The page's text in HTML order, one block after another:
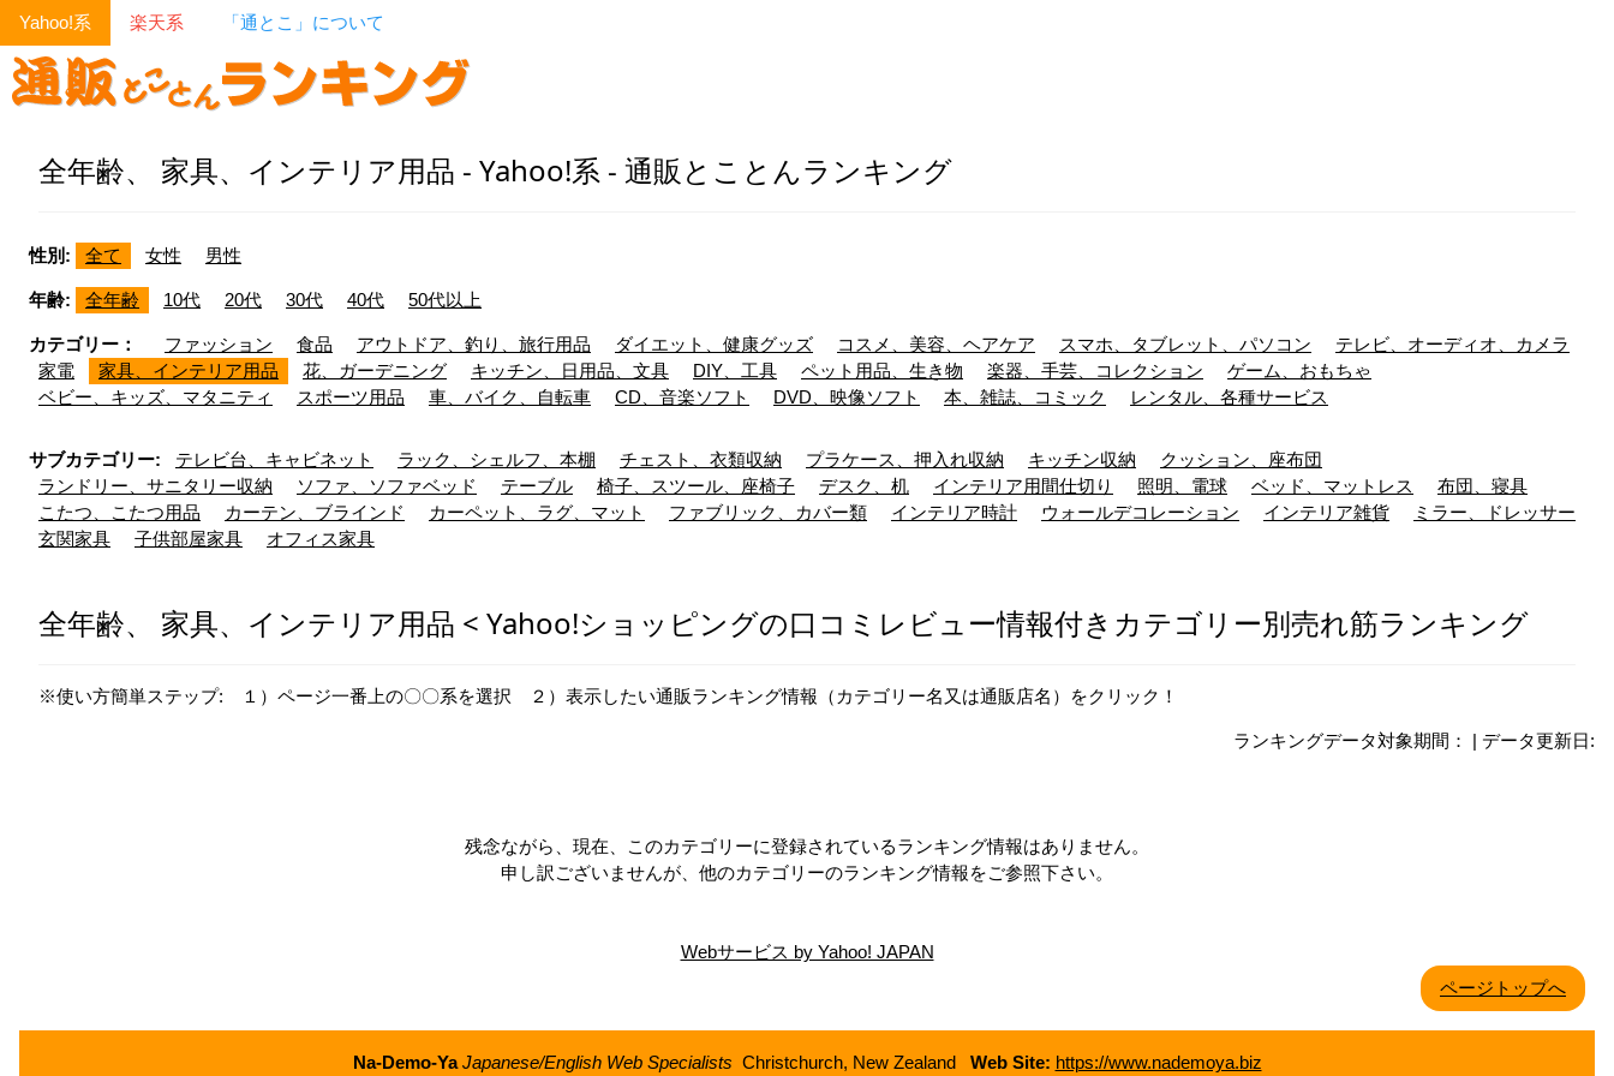
Yahoo!系 楽天系 「通とこ」について
全年齢、 家具、インテリア用品 - Yahoo!系 - 通販とことんランキング
性別: 全て 女性 男性
年齢: 全年齢 10代 20代 30代 40代 50代以上
カテゴリー： ファッション 食品 アウトドア、釣り、旅行用品 ダイエット、健康グッズ コスメ、美容、ヘアケア スマホ、タブレット、パソコン
テレビ、オーディオ、カメラ
家電
家具、インテリア用品 花、ガーデニング キッチン、日用品、文具 DIY、工具 ペット用品、生き物 楽器、手芸、コレクション
ゲーム、おもちゃ
ベビー、キッズ、マタニティ
スポーツ用品 車、バイク、自転車 CD、音楽ソフト DVD、映像ソフト 本、雑誌、コミック レンタル、各種サービス
サブカテゴリー: テレビ台、キャビネット ラック、シェルフ、本棚 チェスト、衣類収納 プラケース、押入れ収納 キッチン収納
クッション、座布団
ランドリー、サニタリー収納
ソファ、ソファベッド テーブル 椅子、スツール、座椅子 デスク、机 インテリア用間仕切り 照明、電球 ベッド、マットレス
布団、寝具
こたつ、こたつ用品
カーテン、ブラインド カーペット、ラグ、マット ファブリック、カバー類 インテリア時計 ウォールデコレーション インテリア雑貨
ミラー、ドレッサー
玄関家具
子供部屋家具 オフィス家具
全年齢、 家具、インテリア用品 < Yahoo!ショッピングの口コミレビュー情報付きカテゴリー別売れ筋ランキング
※使い方簡単ステップ: １）ページ一番上の〇〇系を選択 ２）表示したい通販ランキング情報（カテゴリー名又は通販店名）をクリック！
ランキングデータ対象期間： | データ更新日:
残念ながら、現在、このカテゴリーに登録されているランキング情報はありません。
申し訳ございませんが、他のカテゴリーのランキング情報をご参照下さい。
Webサービス by Yahoo! JAPAN
ページトップへ
Na-Demo-Ya Japanese/English Web Specialists Christchurch, New Zealand Web Site: https://www.nademoya.biz